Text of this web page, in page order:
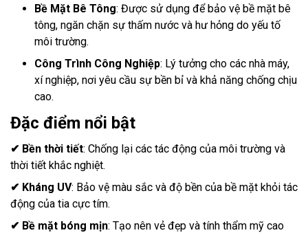
Bề Mặt Bê Tông: Được sử dụng để bảo vệ bề mặt bê
tông, ngăn chặn sự thấm nước và hư hỏng do yếu tố
môi trường.
Công Trình Công Nghiệp: Lý tưởng cho các nhà máy,
xí nghiệp, nơi yêu cầu sự bền bỉ và khả năng chống chịu
cao.
Đặc điểm nổi bật
✔ Bền thời tiết: Chống lại các tác động của môi trường và
thời tiết khắc nghiệt.
✔ Kháng UV: Bảo vệ màu sắc và độ bền của bề mặt khỏi tác
động của tia cực tím.
✔ Bề mặt bóng mịn: Tạo nên vẻ đẹp và tính thẩm mỹ cao